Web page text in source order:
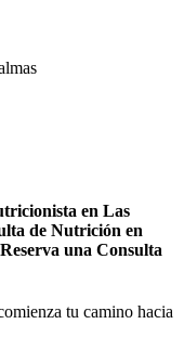
en Las
de Nutrición en
una Consulta
tu camino hacia